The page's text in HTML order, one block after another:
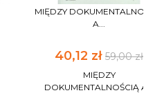
MIĘDZY DOKUMENTALNOŚCIĄ
A...
40,12 zł 59,00 zł
MIĘDZY
DOKUMENTALNOŚCIĄ A...